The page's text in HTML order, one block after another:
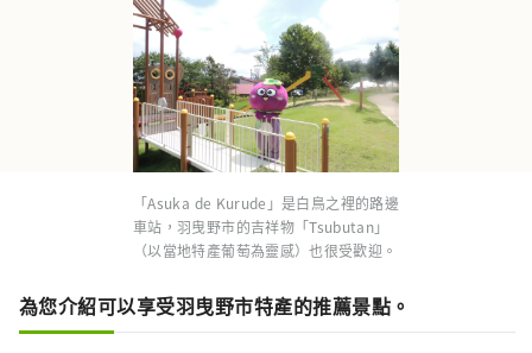
「Asuka de Kurude」是白鳥之裡的路邊
車站，羽曳野市的吉祥物「Tsubutan」
（以當地特產葡萄為靈感）也很受歡迎。
為您介紹可以享受羽曳野市特產的推薦景點。